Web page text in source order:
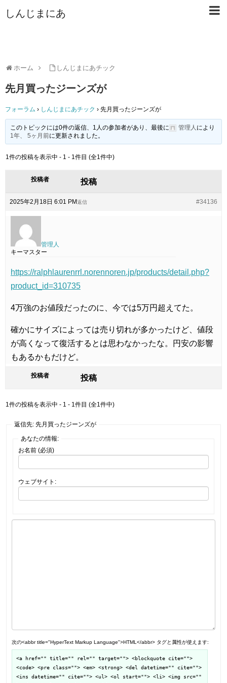
しんじまにあ
ホーム しんじまにあチック
先月買ったジーンズが
フォーラム › しんじまにあチック › 先月買ったジーンズが
このトピックには0件の返信、1人の参加者があり、最後に 管理人 により
1年、 5ヶ月前に更新されました。
1件の投稿を表示中 - 1 - 1件目 (全1件中)
投稿者 投稿
2025年2月18日 6:01 PM #34136
返信
管理人
キーマスター
https://ralphlaurenrrl.norennoren.jp/products/detail.php?
product_id=310735
4万強のお値段だったのに、今では5万円超えてた。
確かにサイズによっては売り切れが多かったけど、値段
が高くなって復活するとは思わなかったな。円安の影響
もあるかもだけど。
投稿者 投稿
1件の投稿を表示中 - 1 - 1件目 (全1件中)
返信先: 先月買ったジーンズが
あなたの情報:
お名前 (必須)
ウェブサイト:
次の<abbr title="HyperText Markup Language">HTML</abbr> タグと属性が使えます:
<a href="" title="" rel="" target=""> <blockquote cite="">
<code> <pre class=""> <em> <strong> <del datetime="" cite="">
<ins datetime="" cite=""> <ul> <ol start=""> <li> <img src=""